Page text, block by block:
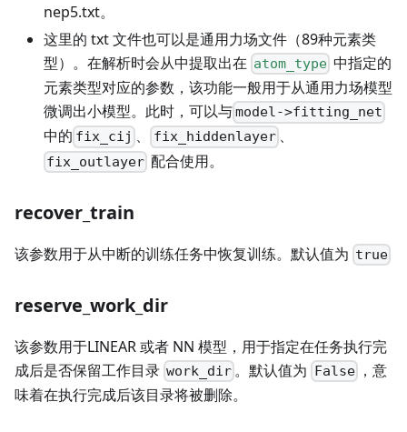
nep5.txt。
这里的 txt 文件也可以是通用力场文件（89种元素类
型）。在解析时会从中提取出在 atom_type 中指定的
元素类型对应的参数，该功能一般用于从通用力场模型
微调出小模型。此时，可以与model->fitting_net
中的 fix_cij 、 fix_hiddenlayer、
fix_outlayer 配合使用。
recover_train
该参数用于从中断的训练任务中恢复训练。默认值为 true
reserve_work_dir
该参数用于LINEAR 或者 NN 模型，用于指定在任务执行完
成后是否保留工作目录 work_dir 。默认值为 False，意
味着在执行完成后该目录将被删除。